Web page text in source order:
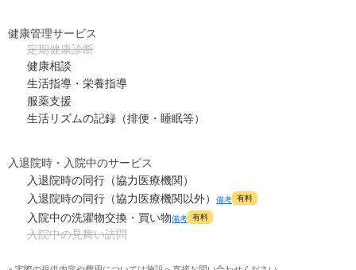
健康管理サービス
定期健康診断
健康相談
生活指導・栄養指導
服薬支援
生活リズムの記録（排便・睡眠等）
入退院時・入院中のサービス
入退院時の同行（協力医療機関）
入退院時の同行（協力医療機関以外）
備考 有料
入院中の洗濯物交換・買い物備考 有料
入院中の見舞い訪問